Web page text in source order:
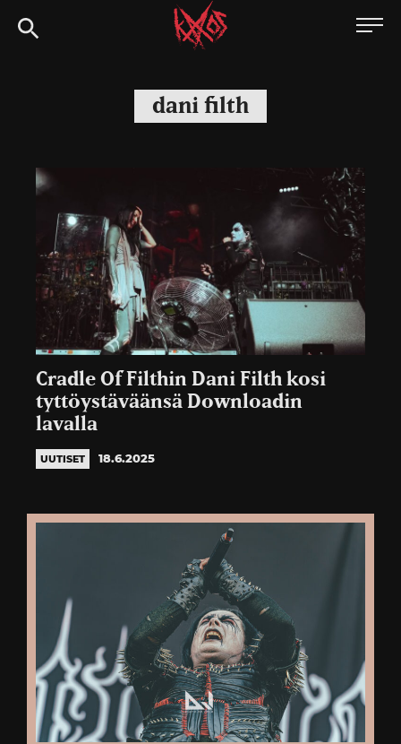
Siirry
suoraan
Kaaoszine
dani filth
Cradle Of Filthin Dani Filth kosi
tyttöystäväänsä Downloadin
lavalla
UUTISET 18.6.2025